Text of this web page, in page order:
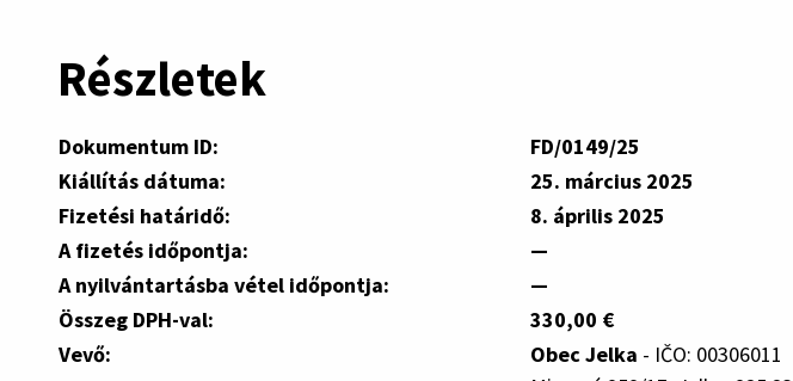
Részletek
Dokumentum ID:
FD/0149/25
Kiállítás dátuma:
25. március 2025
Fizetési határidő:
8. április 2025
A fizetés időpontja:
—
A nyilvántartásba vétel időpontja:
—
Összeg DPH-val:
330,00 €
Vevő:
Obec Jelka - IČO: 00306011